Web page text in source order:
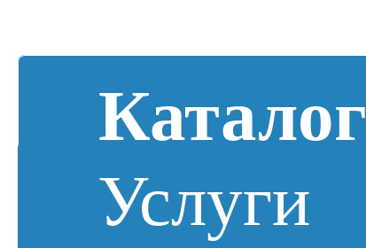
Каталог
Услуги